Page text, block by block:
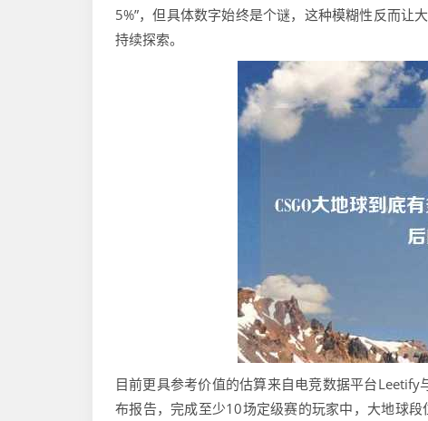
5%”，但具体数字始终是个谜，这种模糊性反而让
持续探索。
目前更具参考价值的估算来自电竞数据平台
布报告，完成至少10场定级赛的玩家中，大地球